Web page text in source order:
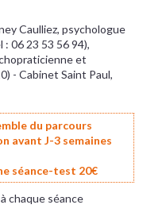
Caulliez, psychologue
06 23 53 56 94),
et
- Cabinet Saint Paul,
du parcours
avant J-3 semaines
séance-test 20€
chaque séance